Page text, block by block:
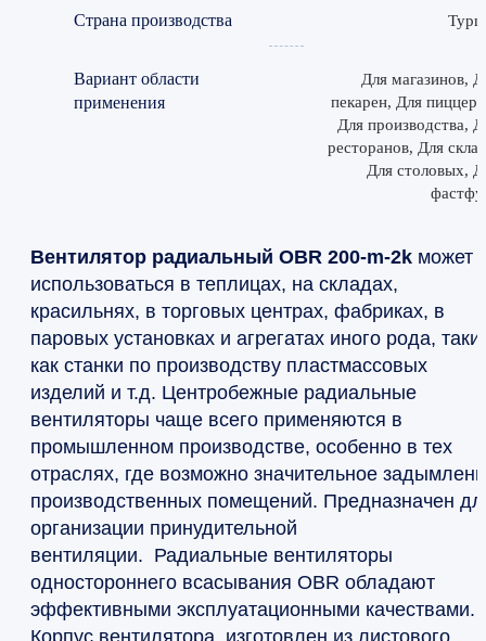
Страна производства
Вариант области
применения
Для магазинов,
пекарен, Для
Для производства,
ресторанов, Для
Для столовых,
Вентилятор радиальный OBR 200-m-2k может
использоваться в теплицах, на складах,
красильнях, в торговых центрах, фабриках, в
паровых установках и агрегатах иного рода,
как станки по производству пластмассовых
изделий и т.д. Центробежные радиальные
вентиляторы чаще всего применяются в
промышленном производстве, особенно в тех
отраслях, где возможно значительное
производственных помещений. Предназначен
организации принудительной
вентиляции. Радиальные вентиляторы
одностороннего всасывания OBR обладают
эффективными эксплуатационными качествами.
Корпус вентилятора, изготовлен из листового